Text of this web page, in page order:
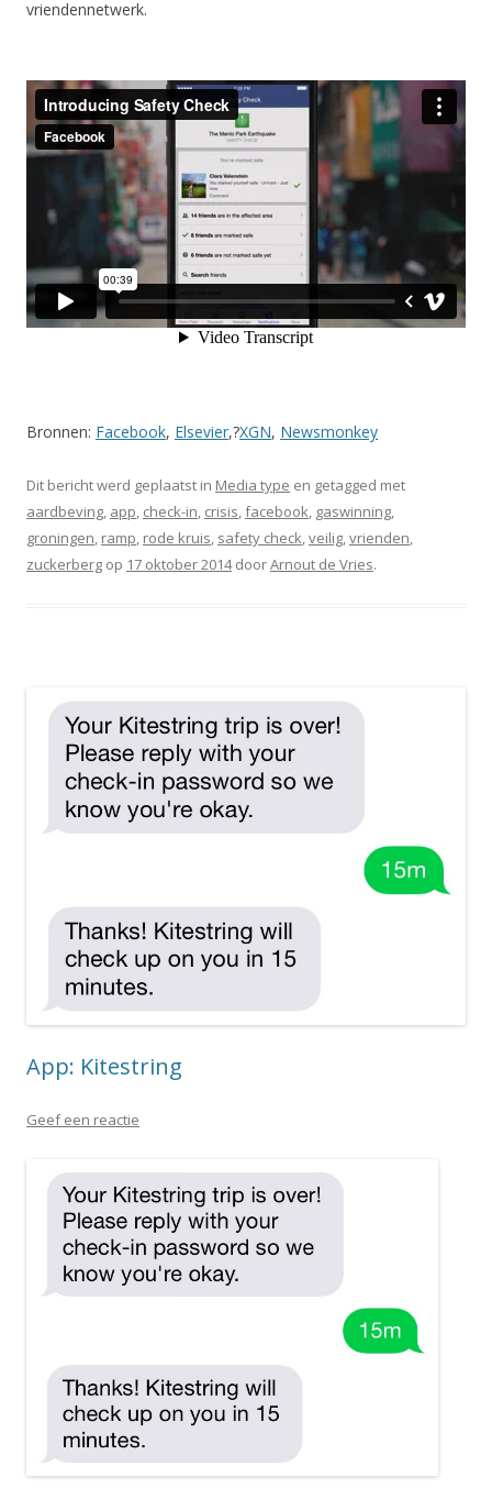
vriendennetwerk.
Bronnen: Facebook, Elsevier,?XGN, Newsmonkey
Dit bericht werd geplaatst in Media type en getagged met
aardbeving, app, check-in, crisis,facebook, gaswinning,
groningen, ramp, rode kruis, safety check,veilig,vrienden,
zuckerberg op 17 oktober 2014doorArnout de Vries.
App: Kitestring
Geef een reactie